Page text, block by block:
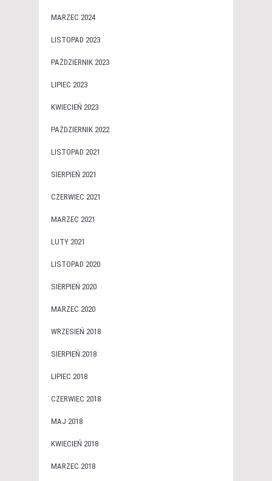
MARZEC 2024
LISTOPAD 2023
PAŹDZIERNIK 2023
LIPIEC 2023
KWIECIEŃ 2023
PAŹDZIERNIK 2022
LISTOPAD 2021
SIERPIEŃ 2021
CZERWIEC 2021
MARZEC 2021
LUTY 2021
LISTOPAD 2020
SIERPIEŃ 2020
MARZEC 2020
WRZESIEŃ 2018
SIERPIEŃ 2018
LIPIEC 2018
CZERWIEC 2018
MAJ 2018
KWIECIEŃ 2018
MARZEC 2018